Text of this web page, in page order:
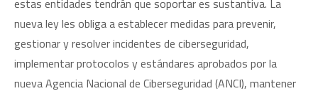
estas entidades tendrán que soportar es sustantiva. La
nueva ley les obliga a establecer medidas para prevenir,
gestionar y resolver incidentes de ciberseguridad,
implementar protocolos y estándares aprobados por la
nueva Agencia Nacional de Ciberseguridad (ANCI), mantener